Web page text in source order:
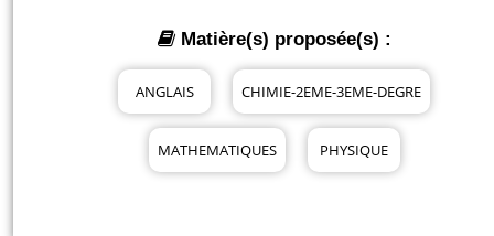
Matière(s) proposée(s) :
ANGLAIS CHIMIE-2EME-3EME-DEGRE
MATHEMATIQUES PHYSIQUE